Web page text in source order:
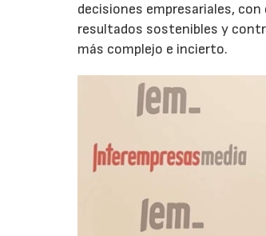
decisiones empresariales,
resultados sostenibles y
más complejo e incierto.